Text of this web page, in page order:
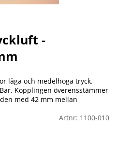
-
låga och medelhöga tryck.
Kopplingen överensstämmer
med 42 mm mellan
Artnr: 1100-010